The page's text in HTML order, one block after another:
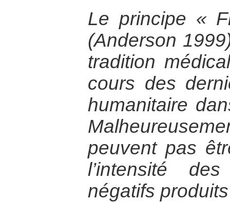
Le principe «
(Anderson
tradition
cours des
humanitaire
peuvent pas
l’intensité
négatifs